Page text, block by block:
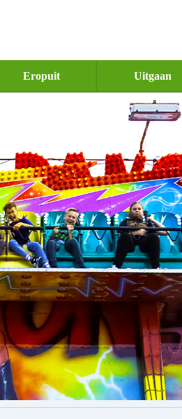
Eropuit Uitgaan